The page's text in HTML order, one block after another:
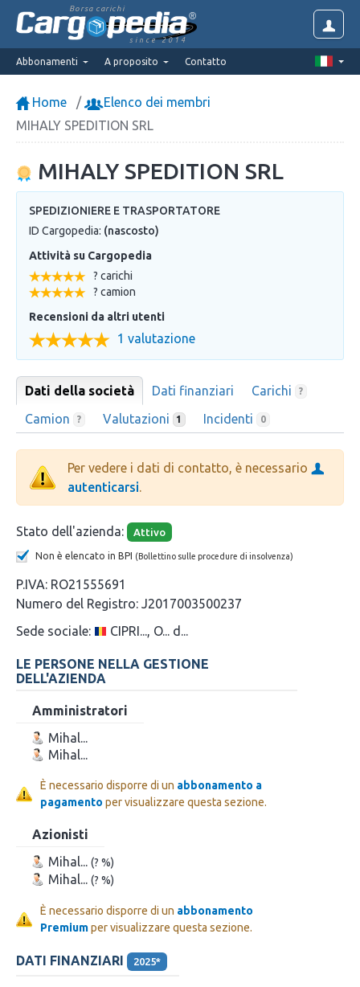
Borsa carichi
since 2014
Abbonamenti A proposito Contatto
Home
Elenco dei membri
MIHALY SPEDITION SRL
MIHALY SPEDITION SRL
SPEDIZIONIERE E TRASPORTATORE
ID Cargopedia: (nascosto)
Attività su Cargopedia
? carichi
? camion
Recensioni da altri utenti
1 valutazione
Dati della società Dati finanziari Carichi ?
Camion ? Valutazioni 1 Incidenti 0
Per vedere i dati di contatto, è necessario
autenticarsi
Stato dell'azienda: Attivo
Non è elencato in BPI (Bollettino sulle procedure di insolvenza)
P.IVA: RO21555691
Numero del Registro: J2017003500237
Sede sociale:
CIPRI..., O... d...
LE PERSONE NELLA GESTIONE
DELL'AZIENDA
Amministratori
Mihal...
Mihal...
È necessario disporre di un abbonamento a
pagamento per visualizzare questa sezione.
Azionisti
Mihal... (? %)
Mihal... (? %)
È necessario disporre di un abbonamento
Premiumper visualizzare questa sezione.
DATI FINANZIARI 2025*